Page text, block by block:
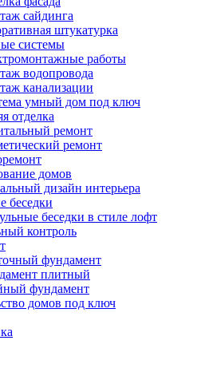
сайдинга
штукатурка
системы
работы
водопровода
канализации
умный дом под ключ
отделка
ремонт
ремонт
домов
дизайн интерьера
беседки
беседки в стиле лофт
контроль
фундамент
плитный
фундамент
домов под ключ